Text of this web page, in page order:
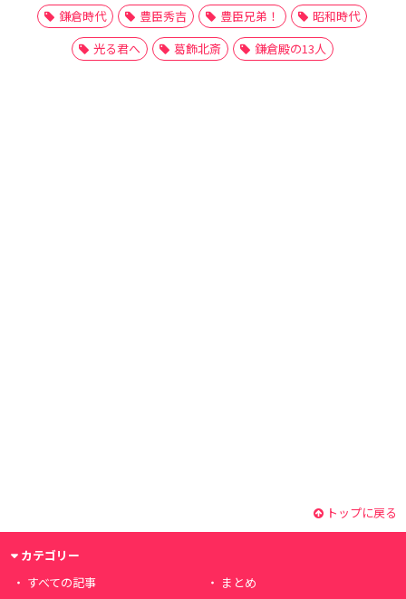
鎌倉時代
豊臣秀吉 豊臣兄弟！
昭和時代
光る君へ
葛飾北斎 鎌倉殿の13人
トップに戻る
カテゴリー
すべての記事
まとめ